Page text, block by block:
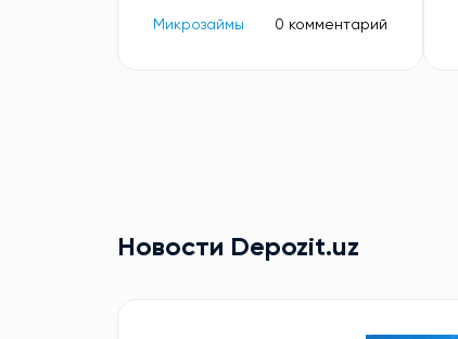
Микрозаймы 0 комментарий
Новости Depozit.uz